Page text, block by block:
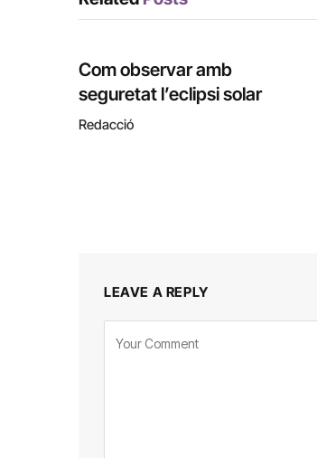
Com observar amb
seguretat l’eclipsi solar
Redacció
LEAVE A REPLY